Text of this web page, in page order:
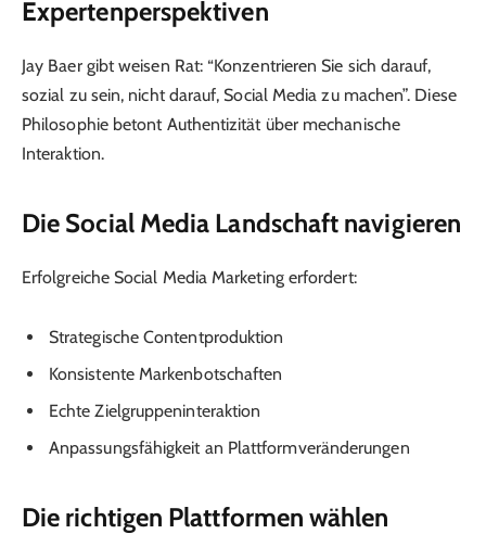
Expertenperspektiven
Jay Baer gibt weisen Rat: “Konzentrieren Sie sich darauf,
sozial zu sein, nicht darauf, Social Media zu machen”. Diese
Philosophie betont Authentizität über mechanische
Interaktion.
Die Social Media Landschaft navigieren
Erfolgreiche Social Media Marketing erfordert:
Strategische Contentproduktion
Konsistente Markenbotschaften
Echte Zielgruppeninteraktion
Anpassungsfähigkeit an Plattformveränderungen
Die richtigen Plattformen wählen